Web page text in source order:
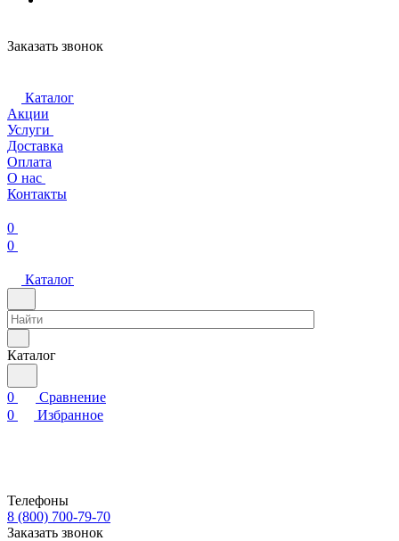
Заказать звонок
Каталог
Акции
Услуги
Доставка
Оплата
О нас
Контакты
0
0
Каталог
Каталог
0
Сравнение
0
Избранное
Телефоны
8 (800) 700-79-70
Заказать звонок